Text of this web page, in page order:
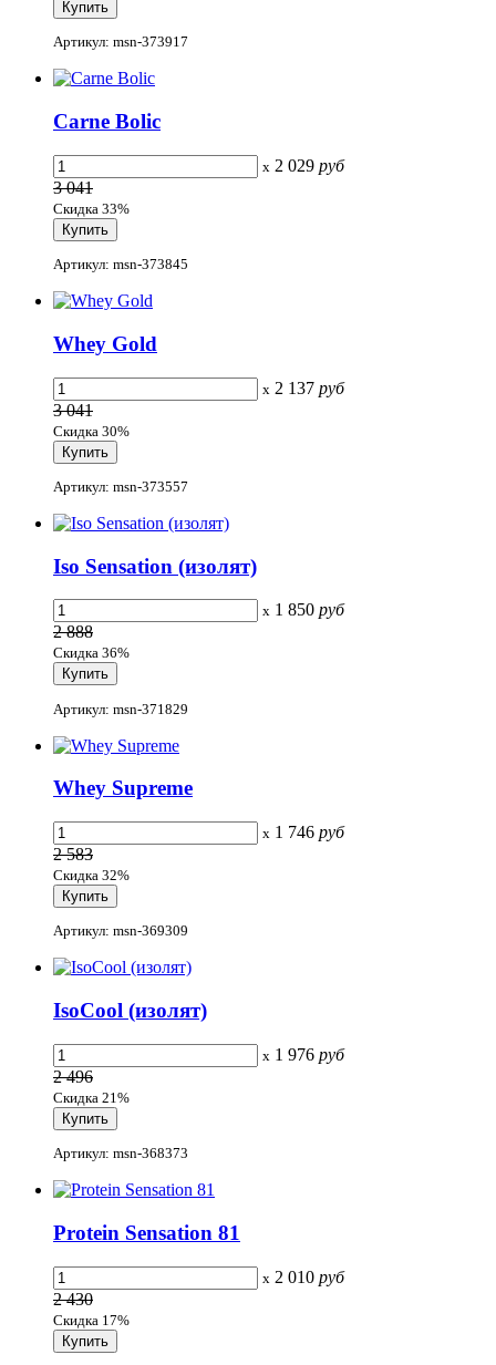
Артикул: msn-373917
Carne Bolic
x 2 029 руб
3 041
Скидка 33%
Артикул: msn-373845
Whey Gold
x 2 137 руб
3 041
Скидка 30%
Артикул: msn-373557
Iso Sensation (изолят)
x 1 850 руб
2 888
Скидка 36%
Артикул: msn-371829
Whey Supreme
x 1 746 руб
2 583
Скидка 32%
Артикул: msn-369309
IsoCool (изолят)
x 1 976 руб
2 496
Скидка 21%
Артикул: msn-368373
Protein Sensation 81
x 2 010 руб
2 430
Скидка 17%